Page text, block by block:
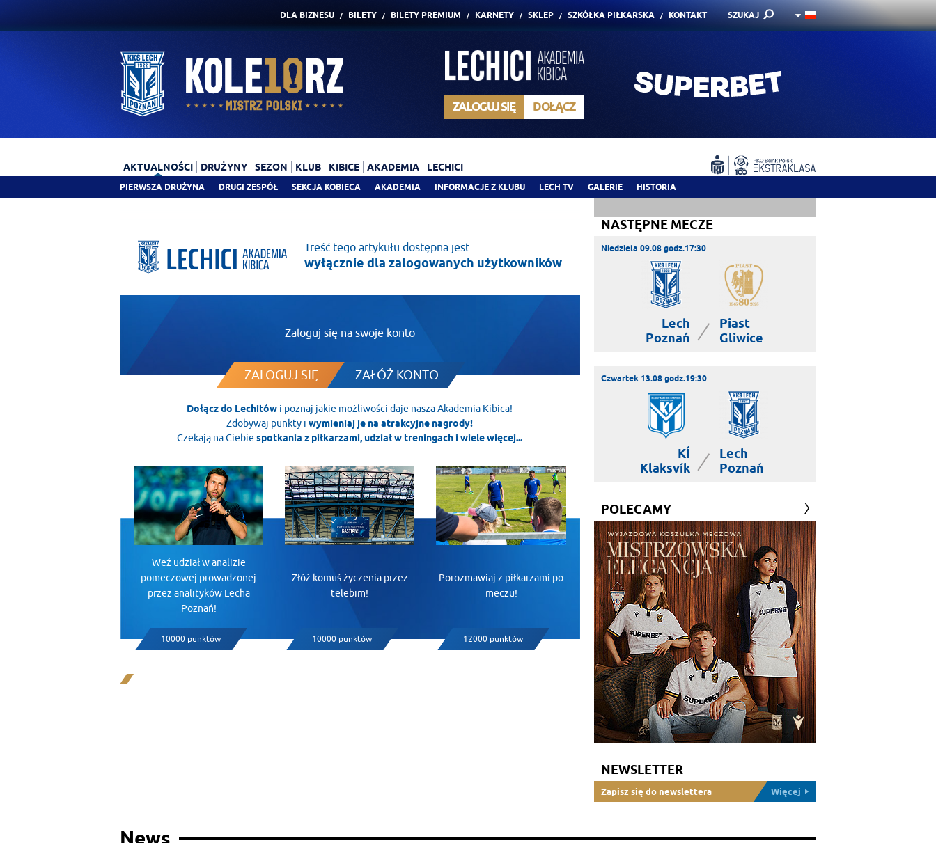
DLA BIZNESU BILETY BILETY PREMIUM KARNETY SKLEP SZKÓŁKA PIŁKARSKA KONTAKT SZUKAJ
ZALOGUJ SIĘ DOŁĄCZ
AKTUALNOŚCI
PIERWSZA DRUŻYNA DRUGI ZESPÓŁ SEKCJA KOBIECA AKADEMIA INFORMACJE Z KLUBU LECH TV GALERIE HISTORIA
DRUŻYNY SEZON KLUB KIBICE AKADEMIA LECHICI
Treść tego artykułu dostępna jest
wyłącznie dla zalogowanych użytkowników
Zaloguj się na swoje konto
ZALOGUJ SIĘ ZAŁÓŻ KONTO
Dołącz do Lechitów i poznaj jakie możliwości daje nasza Akademia Kibica!
Zdobywaj punkty iwymieniaj je na atrakcyjne nagrody!
Czekają na Ciebiespotkania z piłkarzami, udział w treningach i wiele więcej...
Weź udział w analizie
pomeczowej prowadzonej
przez analityków Lecha
Poznań!
10000 punktów
Złóż komuś życzenia przez
telebim!
10000 punktów
Porozmawiaj z piłkarzami po
meczu!
12000 punktów
NASTĘPNE MECZE
Niedziela 09.08 godz.17:30
Lech
Poznań
|
Piast
Gliwice
Czwartek 13.08 godz.19:30
KÍ
Klaksvík
|
Lech
Poznań
POLECAMY
NEWSLETTER
Zapisz się do newslettera Więcej
News